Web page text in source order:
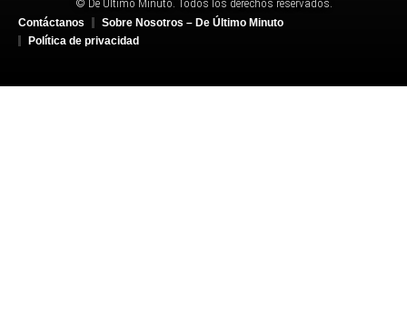
© De Último Minuto. Todos los derechos reservados.
Contáctanos
Sobre Nosotros – De Último Minuto
Política de privacidad